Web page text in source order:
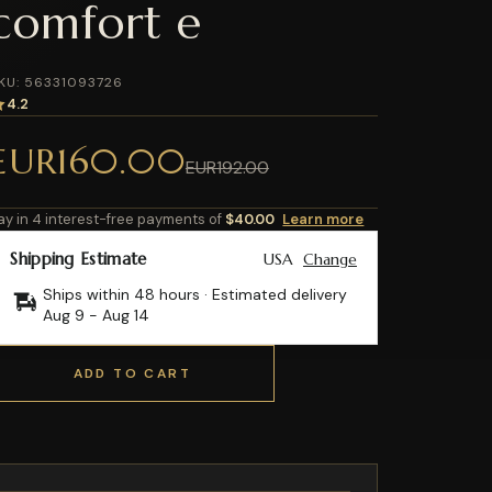
e
56331093726
4.2
EUR192.00
in 4 interest-free payments of $40.00 Learn more
Shipping Estimate USA Change
Ships within 48 hours · Estimated delivery
Aug 9 -Aug 14
ADD TO CART